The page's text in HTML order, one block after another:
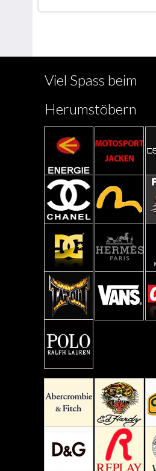
Viel Spass beim
Herumstöbern